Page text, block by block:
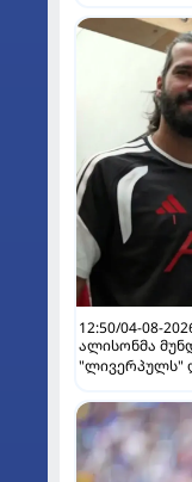
12:50/04-08-
ალისონმა
"ლივერპულს"